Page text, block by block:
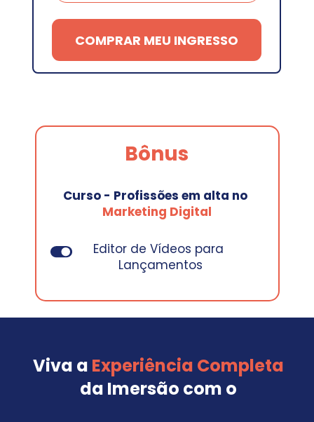
COMPRAR MEU INGRESSO
Bônus
Curso - Profissões em alta no
Marketing Digital
Editor de Vídeos para
Lançamentos
Viva a Experiência Completa
da Imersão com o